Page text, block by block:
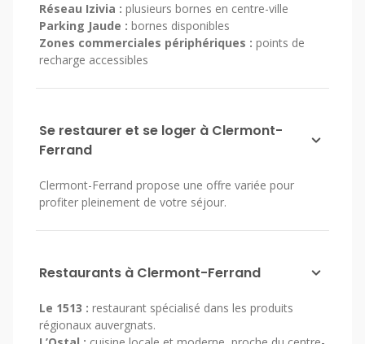
Réseau Izivia : plusieurs bornes en centre-ville
Parking Jaude : bornes disponibles
Zones commerciales périphériques : points de
recharge accessibles
Se restaurer et se loger à Clermont-
Ferrand
Clermont-Ferrand propose une offre variée pour
profiter pleinement de votre séjour.
Restaurants à Clermont-Ferrand
Le 1513 : restaurant spécialisé dans les produits
régionaux auvergnats.